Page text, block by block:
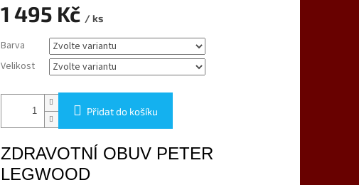
1 495 Kč / ks
cena:
Barva
Velikost
Přidat do košíku
ZDRAVOTNÍ OBUV PETER
LEGWOOD